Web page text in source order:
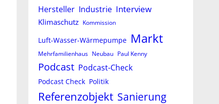
Hersteller Industrie Interview
Klimaschutz Kommission
Luft-Wasser-Wärmepumpe Markt
Mehrfamilienhaus Neubau Paul Kenny
Podcast Podcast-Check
Podcast Check Politik
Referenzobjekt Sanierung